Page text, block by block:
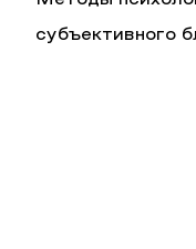
субъективного